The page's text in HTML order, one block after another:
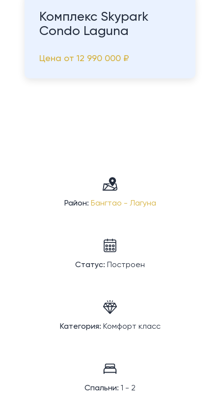
Комплекс Skypark
Condo Laguna
Цена от 12 990 000 ₽
Район: Бангтао - Лагуна
Статус: Построен
Категория: Комфорт класс
Спальни: 1 - 2